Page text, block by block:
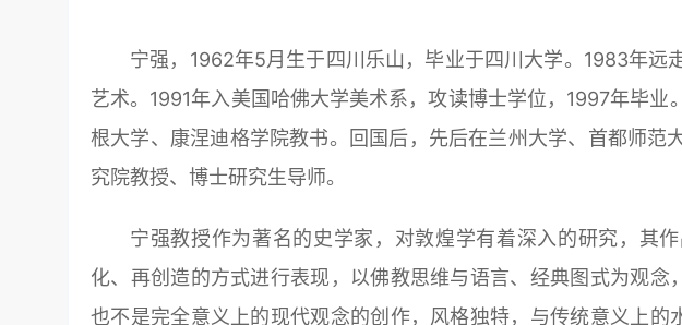
宁强，1962年5月生于四川乐山，毕业于四川大学。1983年远
艺术。1991年入美国哈佛大学美术系，攻读博士学位，1997年毕业
根大学、康涅迪格学院教书。回国后，先后在兰州大学、首都师范
究院教授、博士研究生导师。
宁强教授作为著名的史学家，对敦煌学有着深入的研究，其
化、再创造的方式进行表现，以佛教思维与语言、经典图式为观念
也不是完全意义上的现代观念的创作，风格独特，与传统意义上的